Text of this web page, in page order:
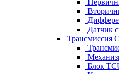
Датчик
Трансмиссия
Блок